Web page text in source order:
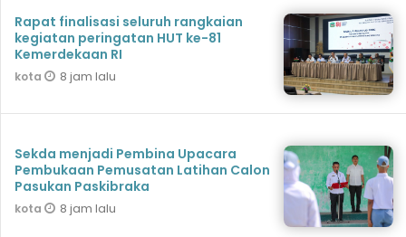
Rapat finalisasi seluruh rangkaian
kegiatan peringatan HUT ke-81
Kemerdekaan RI
kota 8 jam lalu
Sekda menjadi Pembina Upacara
Pembukaan Pemusatan Latihan Calon
Pasukan Paskibraka
kota 8 jam lalu